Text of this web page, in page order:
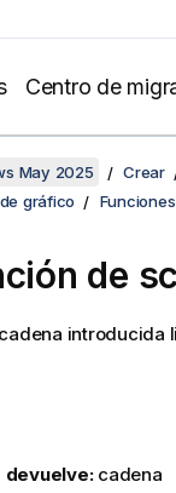
Centro de
May 2025 Crear
gráfico
de
introducida
devuelve: cadena